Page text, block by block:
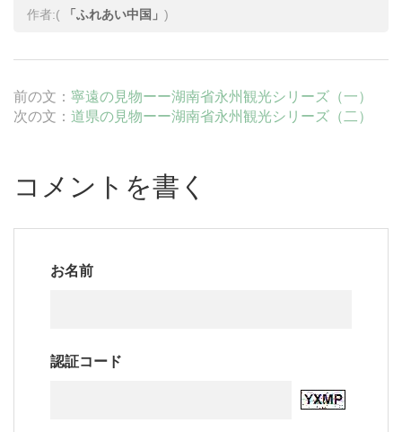
作者:( 「ふれあい中国」 )
前の文： 寧遠の見物ーー湖南省永州観光シリーズ（一）
次の文： 道県の見物ーー湖南省永州観光シリーズ（二）
コメントを書く
お名前
認証コード